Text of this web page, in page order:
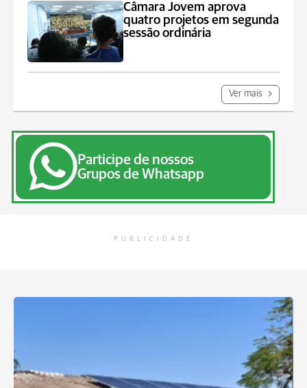
Câmara Jovem aprova
quatro projetos em segunda
sessão ordinária
Ver mais
Participe de nossos
Grupos de Whatsapp
PUBLICIDADE